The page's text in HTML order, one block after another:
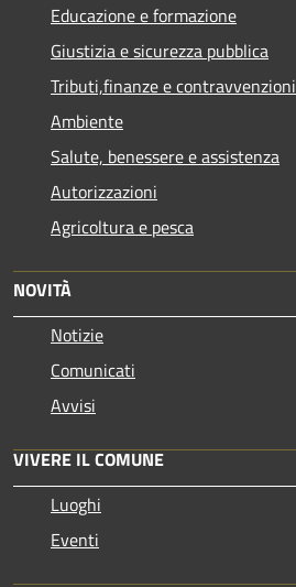
Educazione e formazione
Giustizia e sicurezza pubblica
Tributi,finanze e contravvenzioni
Ambiente
Salute, benessere e assistenza
Autorizzazioni
Agricoltura e pesca
NOVITÀ
Notizie
Comunicati
Avvisi
VIVERE IL COMUNE
Luoghi
Eventi